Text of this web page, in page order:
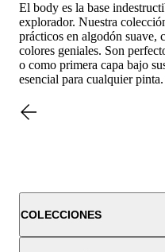
El body es la base
explorador. Nuestra
prácticos en algodón suave,
colores geniales. Son
o como primera capa bajo
esencial para cualquier pinta.
COLECCIONES